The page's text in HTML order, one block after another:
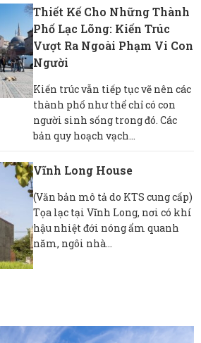
Thiết Kế Cho Những Thành
Phố Lạc Lõng: Kiến Trúc
Vượt Ra Ngoài Phạm Vi Con
Người
Kiến trúc vẫn tiếp tục vẽ nên các
thành phố như thể chỉ có con
người sinh sống trong đó. Các
bản quy hoạch vạch...
Vĩnh Long House
(Văn bản mô tả do KTS cung cấp)
Tọa lạc tại Vĩnh Long, nơi có khí
hậu nhiệt đới nóng ẩm quanh
năm, ngôi nhà...